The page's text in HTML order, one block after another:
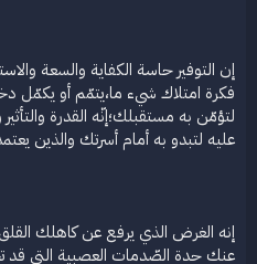
إن التوفير حاسة الكفاية والسعة
فكرة امتلاك شيء ما،يتمّم أو يكمّل
لتؤمّن به مستقبلك؛إنّه القدرة
عليه لتبدو به أمام أسرتك والذين
إنه الغرض الذي يرفع عن كاهلك
عنك حدة الصّدمات العصبية التي قد